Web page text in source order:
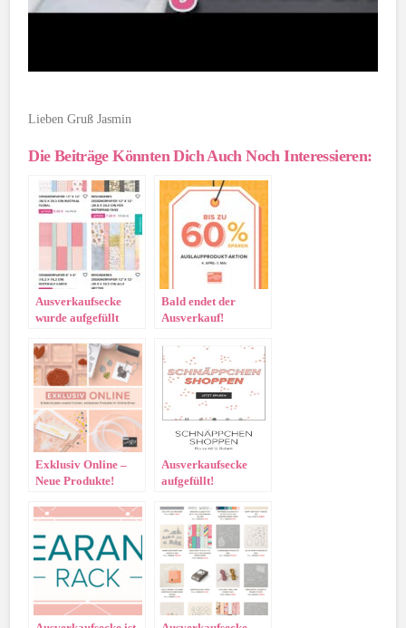
Lieben Gruß Jasmin
Die Beiträge Könnten Dich Auch Noch Interessieren:
Ausverkaufsecke
wurde aufgefüllt
Bald endet der
Ausverkauf!
Exklusiv Online –
Neue Produkte!
Ausverkaufsecke
aufgefüllt!